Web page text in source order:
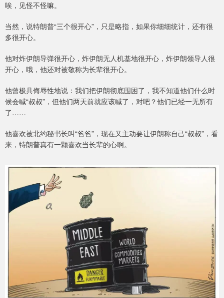
唉，见怪不怪嘛。
当然，说特朗普“三个很开心”，只是略指，如果你细细统计，还有很
多很开心。
他对炸伊朗导弹很开心，炸伊朗无人机基地很开心，炸伊朗领导人很
开心，哦，他还对被敬称为长辈很开心。
他曾极具侮辱性地说：我们把伊朗彻底围困了，我不知道他们什么时
候会喊“叔叔”，但他们两天前就应该喊了，对吧？他们已经一无所有
了……
他喜欢被北约秘书长叫“爸爸”，现在又主动要让伊朗称自己“叔叔”，看
来，特朗普真有一颗喜欢当长辈的心啊。